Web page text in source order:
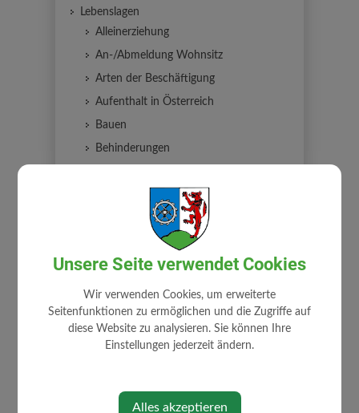
Lebenslagen
Alleinerziehung
An-/Abmeldung Wohnsitz
Arten der Beschäftigung
Aufenthalt in Österreich
Bauen
Behinderungen
Erben und Vererben
Führerschein
Gesetzliche Neuerungen
Gewalt in der Familie
Grundbuch
Heirat
Unsere Seite verwendet Cookies
Wir verwenden Cookies, um erweiterte
Seitenfunktionen zu ermöglichen und die Zugriffe auf
diese Website zu analysieren. Sie können Ihre
Einstellungen jederzeit ändern.
Alles akzeptieren